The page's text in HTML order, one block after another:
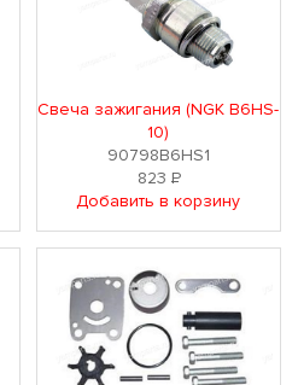
Свеча зажигания (NGK B6HS-
10)
90798B6HS1
823Р
Добавить в корзину